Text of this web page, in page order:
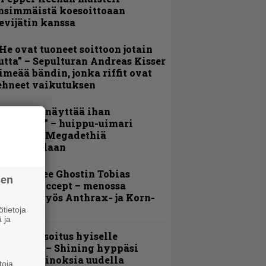
koesoittoaan
kanssa
ovat tuoneet soittoon jotain
– Sepulturan Andreas Kisser
bändin, jonka riffit ovat
vaikutuksen
”Mitalini näyttää ihan
– huippu-uimari
Megadethiä
Näin lähtee Ghostin Tobias
Accept – menossa
myös Anthrax- ja Korn-
Kunnianosoitus hyiselle
– Shining hyppäsi
kinoksia uudella
ja